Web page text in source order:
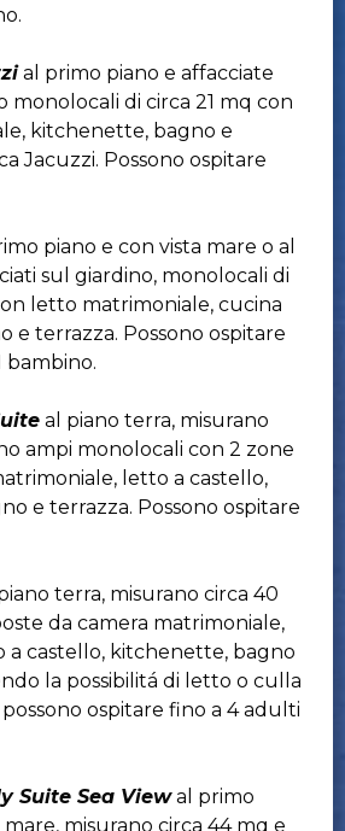
al primo piano e affacciate
monolocali di circa 21 mq con
kitchenette, bagno e
Jacuzzi. Possono ospitare
piano e con vista mare o al
sul giardino, monolocali di
letto matrimoniale, cucina
e terrazza. Possono ospitare
bambino.
al piano terra, misurano
ampi monolocali con 2 zone
letto a castello,
e terrazza. Possono ospitare
terra, misurano circa 40
da camera matrimoniale,
a castello, kitchenette, bagno
la possibilitá di letto o culla
ospitare fino a 4 adulti
Suite Sea Viewal primo
misurano circa 44 mq e